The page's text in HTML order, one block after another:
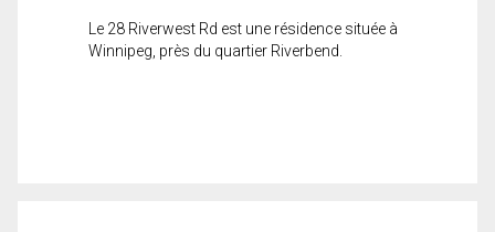
Le 28 Riverwest Rd est une résidence située à
Winnipeg, près du quartier Riverbend.